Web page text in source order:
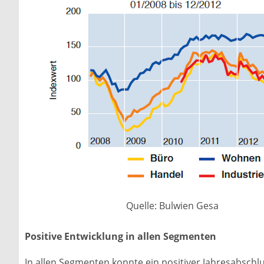
Quelle: Bulwien Gesa
Positive Entwicklung in allen Segmenten